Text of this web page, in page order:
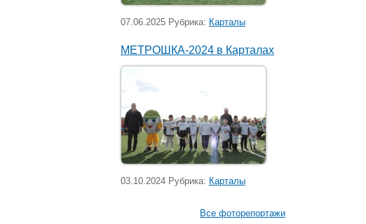
07.06.2025 Рубрика: Карталы
МЕТРОШКА-2024 в Карталах
03.10.2024 Рубрика: Карталы
Все фоторепортажи